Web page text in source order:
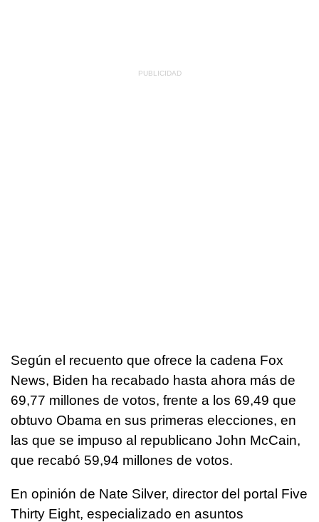
Según el recuento que ofrece la cadena Fox
News, Biden ha recabado hasta ahora más de
69,77 millones de votos, frente a los 69,49 que
obtuvo Obama en sus primeras elecciones, en
las que se impuso al republicano John McCain,
que recabó 59,94 millones de votos.
En opinión de Nate Silver, director del portal Five
Thirty Eight, especializado en asuntos